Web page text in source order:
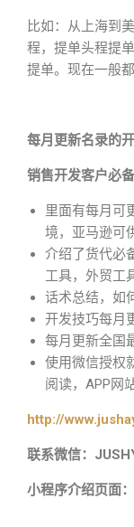
比如：从上海到
程，提单头程提
提单。现在一般
每月更新名录的
销售开发客户必
里面有每月可
境，亚马逊可
介绍了货代必
工具，外贸工
话术总结，如
开发技巧每月
每月更新全国
使用微信授权
阅读，APP网
http://
联系微信：
小程序介绍页面：